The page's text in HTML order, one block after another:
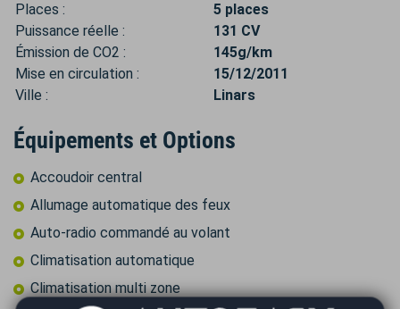
Places :
5 places
Puissance réelle :
131 CV
Émission de CO2 :
145g/km
Mise en circulation :
15/12/2011
Ville :
Linars
Équipements et Options
Accoudoir central
Allumage automatique des feux
Auto-radio commandé au volant
Climatisation automatique
Climatisation multi zone